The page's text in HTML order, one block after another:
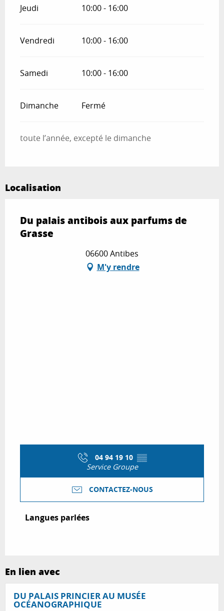
Jeudi 10:00 - 16:00
Vendredi 10:00 - 16:00
Samedi 10:00 - 16:00
Dimanche Fermé
toute l’année, excepté le dimanche
Localisation
Du palais antibois aux parfums de
Grasse
06600 Antibes
M'y rendre
04 94 19 10 ▒▒
Service Groupe
CONTACTEZ-NOUS
Langues parlées
Langues parlées
En lien avec
DU PALAIS PRINCIER AU MUSÉE
OCÉANOGRAPHIQUE